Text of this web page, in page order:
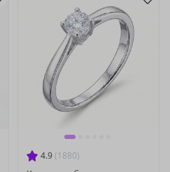
4.9 (1880)